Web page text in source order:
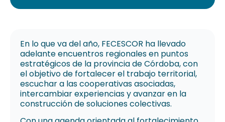
En lo que va del año, FECESCOR ha llevado
adelante encuentros regionales en puntos
estratégicos de la provincia de Córdoba, con
el objetivo de fortalecer el trabajo territorial,
escuchar a las cooperativas asociadas,
intercambiar experiencias y avanzar en la
construcción de soluciones colectivas.